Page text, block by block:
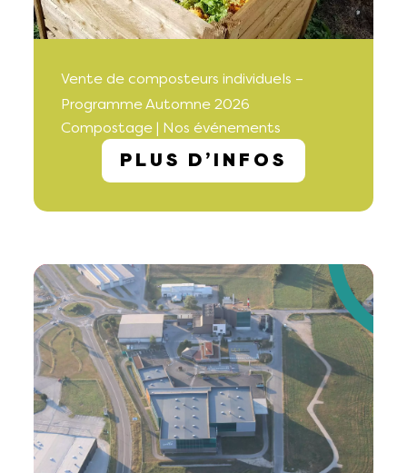
Vente de composteurs individuels –
Programme Automne 2026
Compostage | Nos événements
PLUS D’INFOS